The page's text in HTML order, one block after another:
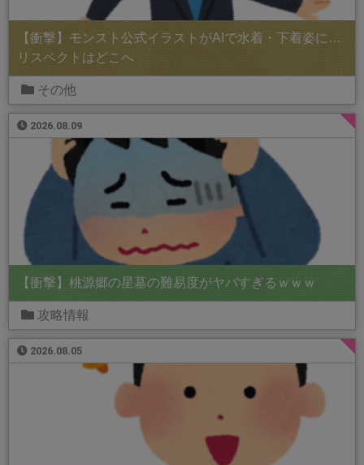
【衝撃】モンスト公式イラストがAIで水着・下着姿に…
リスペクトはどこへ
その他
2026.08.09
【衝撃】桃源郷の星墓の難易度がヤバすぎるｗｗｗ
攻略情報
2026.08.05